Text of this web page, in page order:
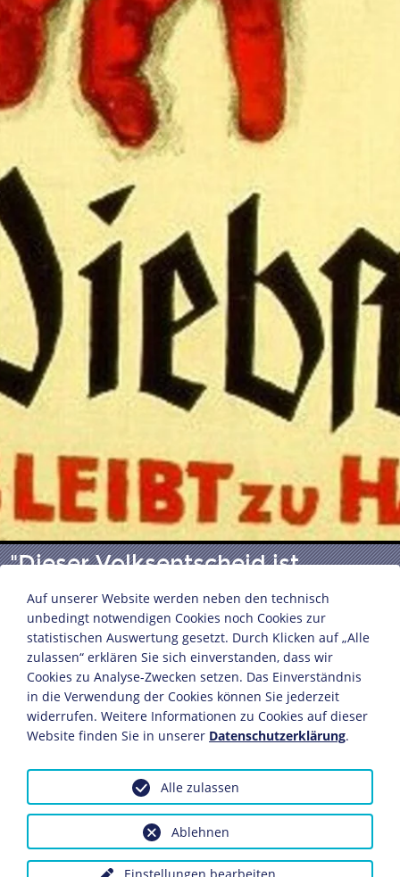
"Dieser Volksentscheid ist
Diebstahl!"
Plakat gegen die Fürstenenteignung
Entwurf: Hans Herbert Schweitzer
Druck: Hempel und Co. GmbH
Berlin, 1926
Bildnachweis: Deutsches Historisches Museum,
Inv. Nr.: P 57/1198
Anfragen wegen Bildvorlagen bitte unter Angabe des
Auf unserer Website werden neben den technisch
unbedingt notwendigen Cookies noch Cookies zur
statistischen Auswertung gesetzt. Durch Klicken auf „Alle
zulassen“ erklären Sie sich einverstanden, dass wir
Cookies zu Analyse-Zwecken setzen. Das Einverständnis
in die Verwendung der Cookies können Sie jederzeit
widerrufen. Weitere Informationen zu Cookies auf dieser
Website finden Sie in unserer Datenschutzerklärung.
Ablehnen
Alle zulassen